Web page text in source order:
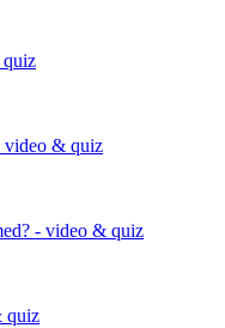
video & quiz
- video & quiz
quiz